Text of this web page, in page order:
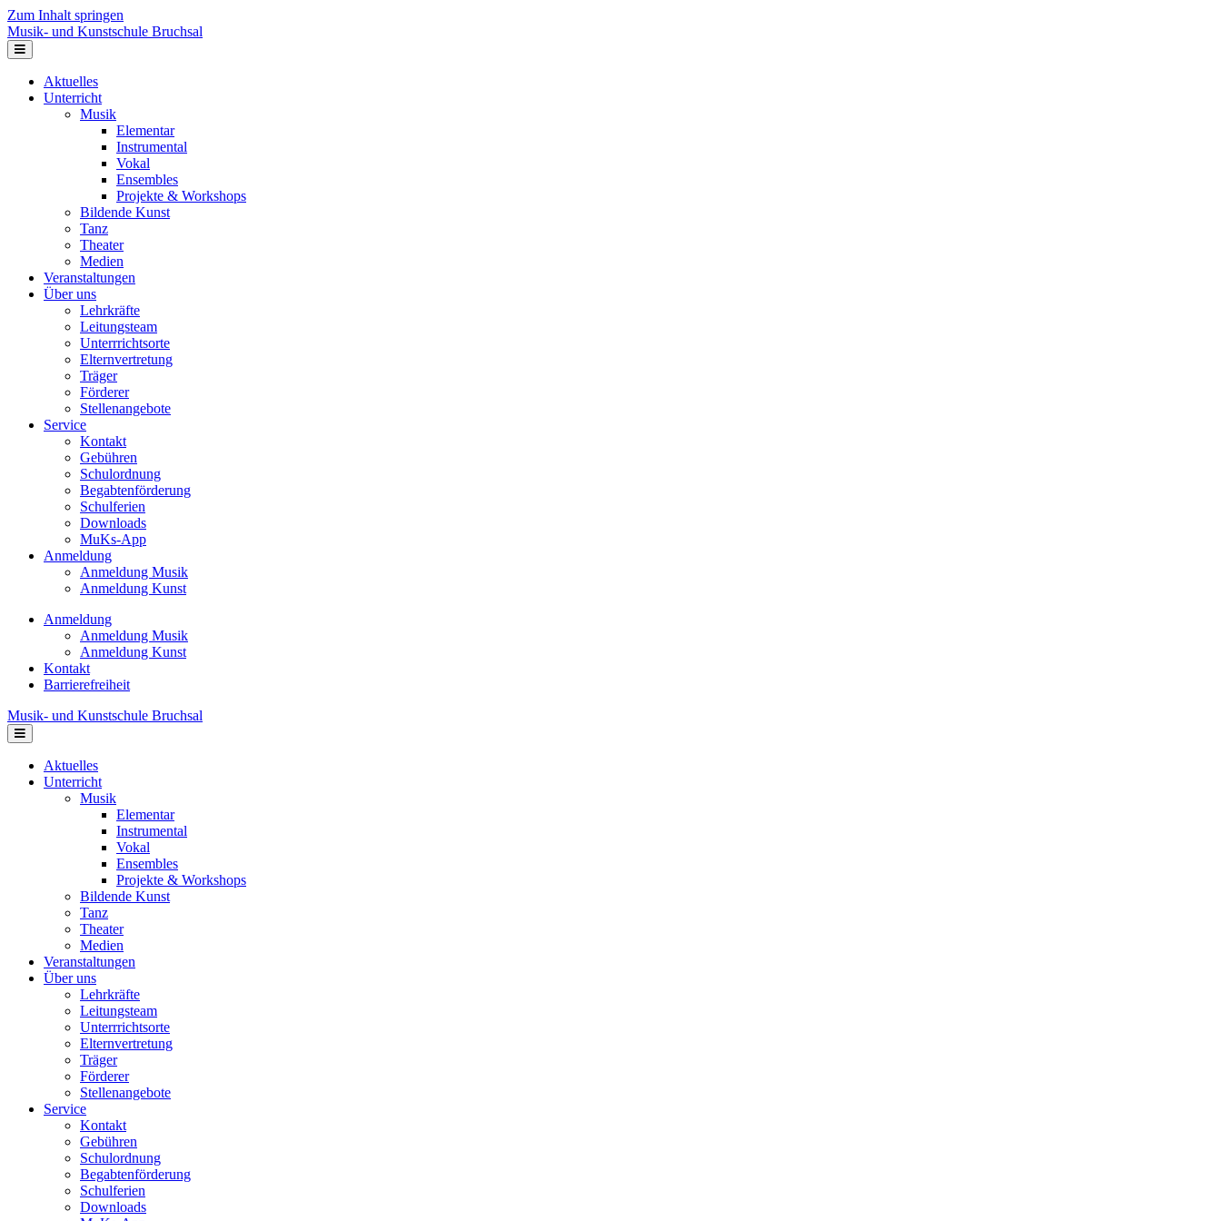
Zum Inhalt springen
Musik- und Kunstschule Bruchsal
Navigation
Aktuelles
Unterricht
Musik
Elementar
Instrumental
Vokal
Ensembles
Projekte & Workshops
Bildende Kunst
Tanz
Theater
Medien
Veranstaltungen
Über uns
Lehrkräfte
Leitungsteam
Unterrrichtsorte
Elternvertretung
Träger
Förderer
Stellenangebote
Service
Kontakt
Gebühren
Schulordnung
Begabtenförderung
Schulferien
Downloads
MuKs-App
Anmeldung
Anmeldung Musik
Anmeldung Kunst
Anmeldung
Anmeldung Musik
Anmeldung Kunst
Kontakt
Barrierefreiheit
Musik- und Kunstschule Bruchsal
Navigation
Aktuelles
Unterricht
Musik
Elementar
Instrumental
Vokal
Ensembles
Projekte & Workshops
Bildende Kunst
Tanz
Theater
Medien
Veranstaltungen
Über uns
Lehrkräfte
Leitungsteam
Unterrrichtsorte
Elternvertretung
Träger
Förderer
Stellenangebote
Service
Kontakt
Gebühren
Schulordnung
Begabtenförderung
Schulferien
Downloads